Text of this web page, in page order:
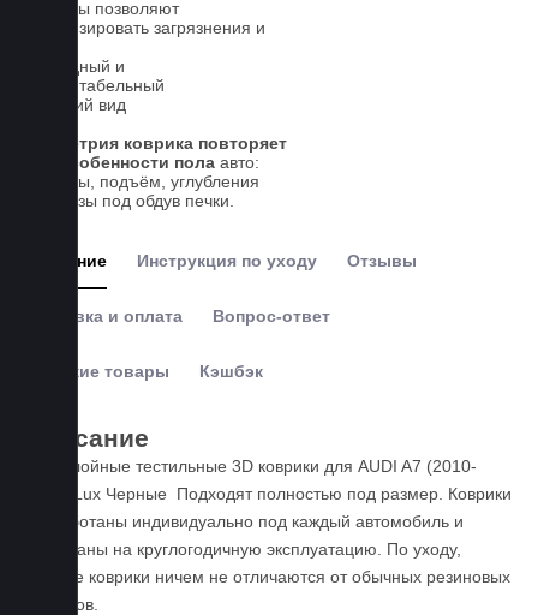
выступы позволяют
локализировать загрязнения и
Солидный и
презентабельный
внешний вид
Геометрия коврика повторяет
все особенности пола авто:
выступы, подъём, углубления
и вырезы под обдув печки.
Описание Инструкция по уходу Отзывы
Доставка и оплата Вопрос-ответ
Похожие товары Кэшбэк
Описание
Пятислойные тестильные 3D коврики для AUDI A7 (2010-
2017) Lux Черные Подходят полностью под размер. Коврики
разработаны индивидуально под каждый автомобиль и
расчитаны на круглогодичную эксплуатацию. По уходу,
данные коврики ничем не отличаются от обычных резиновых
ковриков.